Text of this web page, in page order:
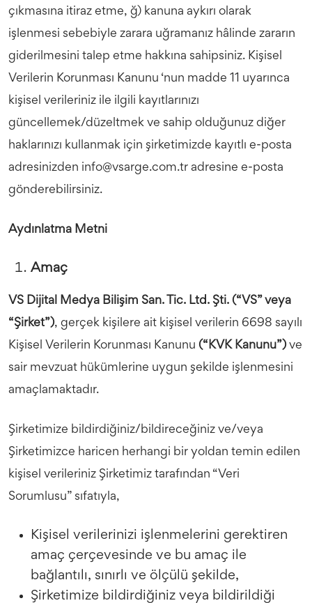
çıkmasına itiraz etme, ğ) kanuna aykırı olarak
işlenmesi sebebiyle zarara uğramanız hâlinde zararın
giderilmesini talep etme hakkına sahipsiniz. Kişisel
Verilerin Korunması Kanunu ‘nun madde 11 uyarınca
kişisel verileriniz ile ilgili kayıtlarınızı
güncellemek/düzeltmek ve sahip olduğunuz diğer
haklarınızı kullanmak için şirketimizde kayıtlı e-posta
adresinizden info@vsarge.com.tr adresine e-posta
gönderebilirsiniz.
Aydınlatma Metni
Amaç
VS Dijital Medya Bilişim San. Tic. Ltd. Şti. (“VS” veya
“Şirket”), gerçek kişilere ait kişisel verilerin 6698 sayılı
Kişisel Verilerin Korunması Kanunu (“KVK Kanunu”)ve
sair mevzuat hükümlerine uygun şekilde işlenmesini
amaçlamaktadır.
Şirketimize bildirdiğiniz/bildireceğiniz ve/veya
Şirketimizce haricen herhangi bir yoldan temin edilen
kişisel verileriniz Şirketimiz tarafından “Veri
Sorumlusu” sıfatıyla,
Kişisel verilerinizi işlenmelerini gerektiren
amaç çerçevesinde ve bu amaç ile
bağlantılı, sınırlı ve ölçülü şekilde,
Şirketimize bildirdiğiniz veya bildirildiği